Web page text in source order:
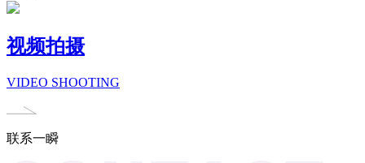
视频拍摄
VIDEO SHOOTING
联系一瞬